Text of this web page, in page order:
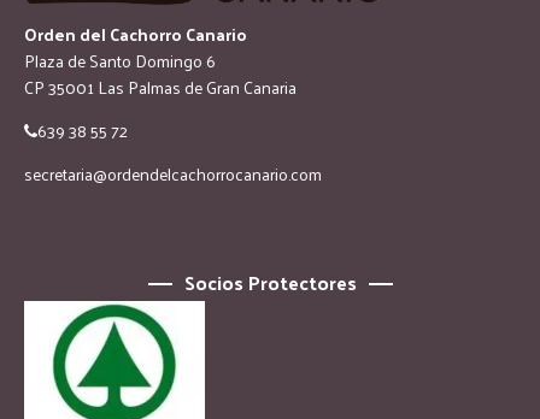
Orden del Cachorro Canario
Plaza de Santo Domingo 6
CP 35001 Las Palmas de Gran Canaria
639 38 55 72
secretaria@ordendelcachorrocanario.com
Socios Protectores